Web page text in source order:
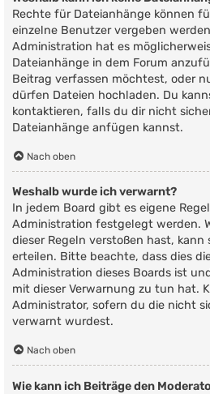
Rechte für Dateianhänge können
einzelne Benutzer vergeben
Administration hat es
Dateianhänge in dem Forum
Beitrag verfassen möchtest, oder
dürfen Dateien hochladen. Du
kontaktieren, falls du dir nicht
Dateianhänge anfügen kannst.
Nach oben
Weshalb wurde ich verwarnt?
In jedem Board gibt es eigene
Administration festgelegt werden.
dieser Regeln verstoßen hast, kann
erteilen. Bitte beachte, dass dies
Administration dieses Boards ist
mit dieser Verwarnung zu tun hat.
Administrator, sofern du die nicht
verwarnt wurdest.
Nach oben
Wie kann ich Beiträge den